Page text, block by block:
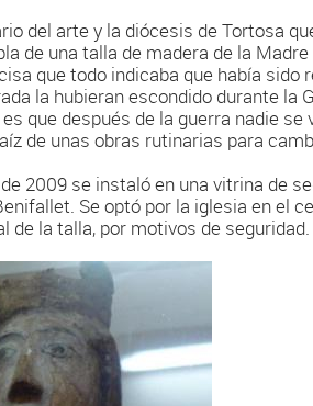
del arte y la diócesis de Tortosa
de una talla de madera de la
que todo indicaba que había
la hubieran escondido durante la
que después de la guerra nadie
de unas obras rutinarias para
2009 se instaló en una vitrina de
Se optó por la iglesia en el
de la talla, por motivos de seguridad.